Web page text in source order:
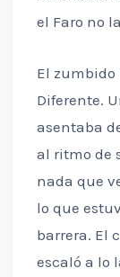
el Faro no
El zumbido
Diferente.
asentaba
al ritmo de
nada que
lo que
barrera. El
escaló a lo